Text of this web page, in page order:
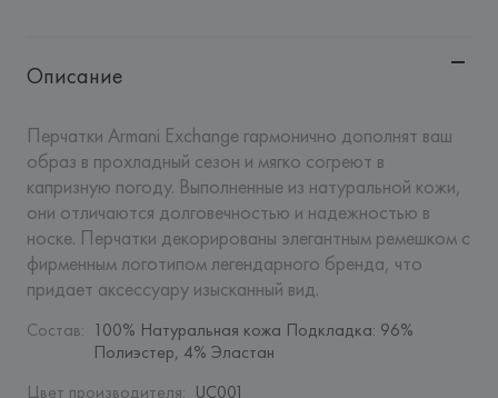
Описание
Перчатки Armani Exchange гармонично дополнят ваш
образ в прохладный сезон и мягко согреют в
капризную погоду. Выполненные из натуральной кожи,
они отличаются долговечностью и надежностью в
носке. Перчатки декорированы элегантным ремешком с
фирменным логотипом легендарного бренда, что
придает аксессуару изысканный вид.
Состав: 100% Натуральная кожа Подкладка: 96%
Полиэстер, 4% Эластан
Цвет производителя: UC001